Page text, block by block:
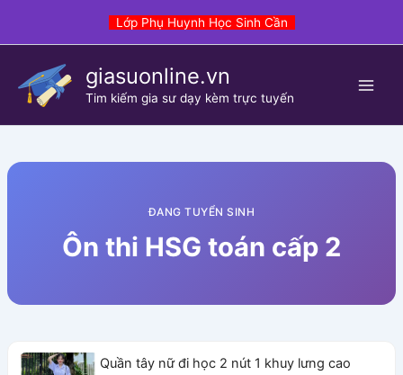
Lớp Phụ Huynh Học Sinh Cần
giasuonline.vn
Tim kiếm gia sư dạy kèm trực tuyến
ĐANG TUYỂN SINH
Ôn thi HSG toán cấp 2
Quần tây nữ đi học 2 nút 1 khuy lưng cao